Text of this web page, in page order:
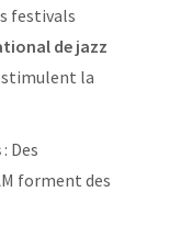
festivals
de jazz
la
: Des
forment des